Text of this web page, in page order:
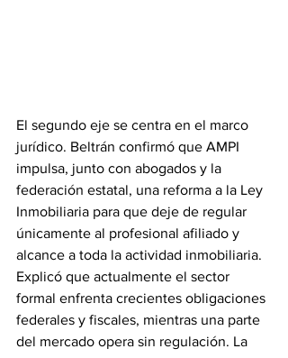
El segundo eje se centra en el marco
jurídico. Beltrán confirmó que AMPI
impulsa, junto con abogados y la
federación estatal, una reforma a la Ley
Inmobiliaria para que deje de regular
únicamente al profesional afiliado y
alcance a toda la actividad inmobiliaria.
Explicó que actualmente el sector
formal enfrenta crecientes obligaciones
federales y fiscales, mientras una parte
del mercado opera sin regulación. La